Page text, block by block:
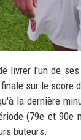
livrer l'un de
sur le score
la dernière
(79e et
buteurs.